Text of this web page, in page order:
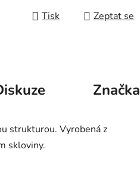
Tisk Zeptat se
Značka
strukturou. Vyrobená z
skloviny.